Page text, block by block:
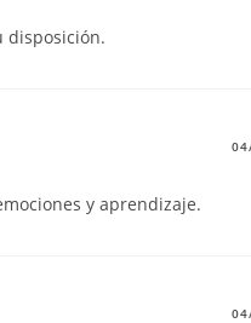
disposición.
y aprendizaje.